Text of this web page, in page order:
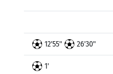
12'55" 26'30"
1'